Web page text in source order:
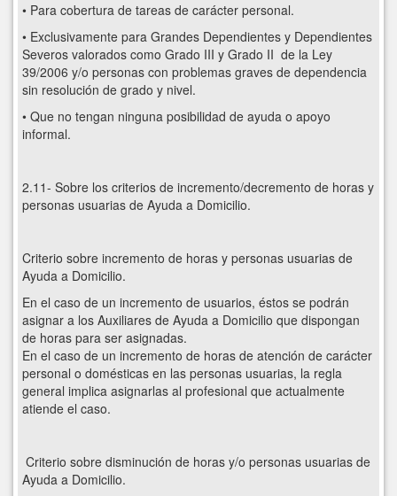
• Para cobertura de tareas de carácter personal.
• Exclusivamente para Grandes Dependientes y Dependientes
Severos valorados como Grado III y Grado II de la Ley
39/2006 y/o personas con problemas graves de dependencia
sin resolución de grado y nivel.
• Que no tengan ninguna posibilidad de ayuda o apoyo
informal.
2.11- Sobre los criterios de incremento/decremento de horas y
personas usuarias de Ayuda a Domicilio.
Criterio sobre incremento de horas y personas usuarias de
Ayuda a Domicilio.
En el caso de un incremento de usuarios, éstos se podrán
asignar a los Auxiliares de Ayuda a Domicilio que dispongan
de horas para ser asignadas.
En el caso de un incremento de horas de atención de carácter
personal o domésticas en las personas usuarias, la regla
general implica asignarlas al profesional que actualmente
atiende el caso.
Criterio sobre disminución de horas y/o personas usuarias de
Ayuda a Domicilio.